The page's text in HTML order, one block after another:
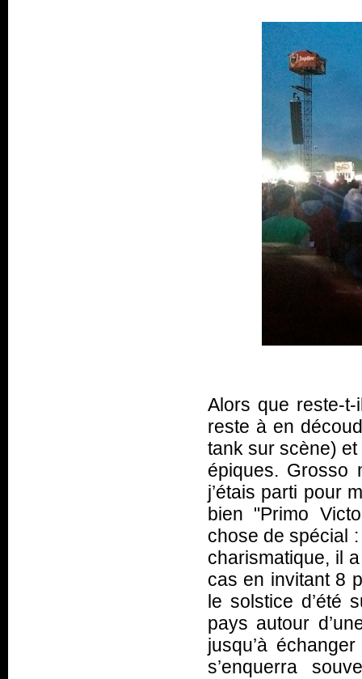
Alors que reste-
reste à en
tank sur scène)
épiques. Grosso
j’étais parti pour
bien "Primo
chose de spécial
charismatique, il
cas en invitant 8
le solstice d’été
pays autour
jusqu’à
s’enquerra